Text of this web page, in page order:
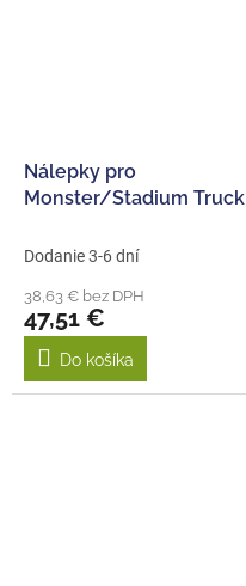
Nálepky pro
Monster/Stadium Truck
Dodanie 3-6 dní
38,63 € bez DPH
47,51 €
Do košíka